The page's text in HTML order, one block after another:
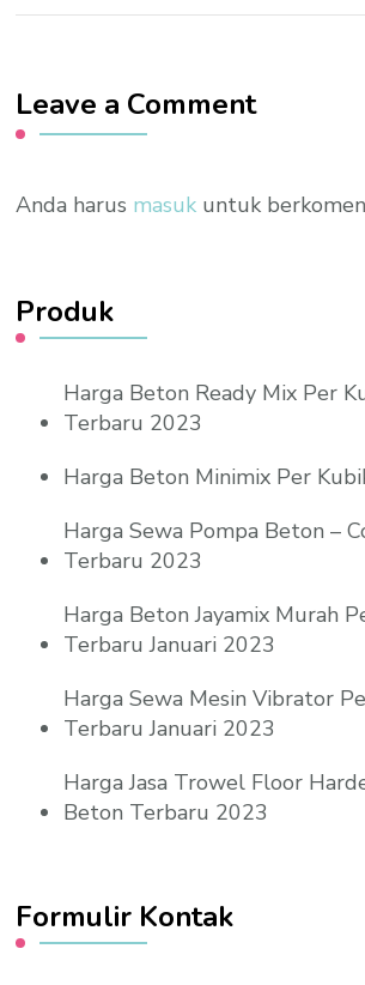
Leave a Comment
Anda harus masuk untuk
Produk
Harga Beton Ready Mix Per
Terbaru 2023
Harga Beton Minimix Per
Harga Sewa Pompa Beton –
Terbaru 2023
Harga Beton Jayamix Murah
Terbaru Januari 2023
Harga Sewa Mesin Vibrator
Terbaru Januari 2023
Harga Jasa Trowel Floor
Beton Terbaru 2023
Formulir Kontak